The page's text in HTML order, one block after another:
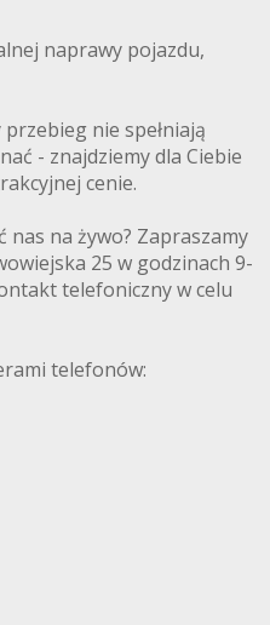
naprawy pojazdu,
nie spełniają
- znajdziemy dla Ciebie
cenie.
nas na żywo? Zapraszamy
25 w godzinach 9-
telefoniczny w celu
telefonów: